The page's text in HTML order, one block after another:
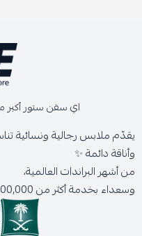
اي سفن ستور أكبر
يقدّم ملابس رجالية ونسائية
وأناقة دائمة ✨
من أشهر البراندات العالمية،
وسعداء بخدمة أكثر من 300,000 عميل حول المملكة.